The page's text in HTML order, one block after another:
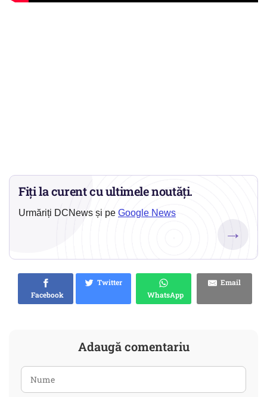
Fiți la curent cu ultimele noutăți.
Urmăriți DCNews și pe Google News
→
Facebook
Twitter
WhatsApp
Email
Adaugă comentariu